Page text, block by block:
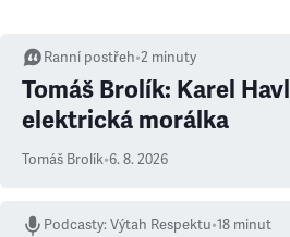
Ranní postřeh•2 minuty
Tomáš Brolík: Karel
elektrická morálka
Tomáš Brolík•6. 8. 2026
Podcasty:Výtah Respektu•18 minut